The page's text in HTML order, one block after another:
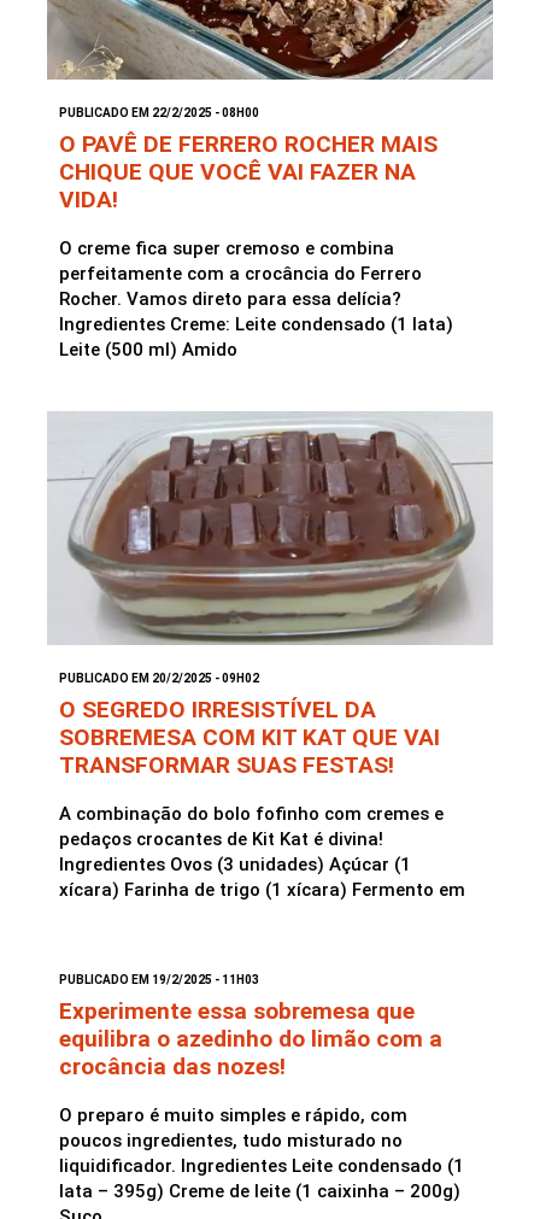
PUBLICADO EM 22/2/2025 - 08H00
O PAVÊ DE FERRERO ROCHER MAIS
CHIQUE QUE VOCÊ VAI FAZER NA
VIDA!
O creme fica super cremoso e combina
perfeitamente com a crocância do Ferrero
Rocher. Vamos direto para essa delícia?
Ingredientes Creme: Leite condensado (1 lata)
Leite (500 ml) Amido
PUBLICADO EM 20/2/2025 - 09H02
O SEGREDO IRRESISTÍVEL DA
SOBREMESA COM KIT KAT QUE VAI
TRANSFORMAR SUAS FESTAS!
A combinação do bolo fofinho com cremes e
pedaços crocantes de Kit Kat é divina!
Ingredientes Ovos (3 unidades) Açúcar (1
xícara) Farinha de trigo (1 xícara) Fermento em
PUBLICADO EM 19/2/2025 - 11H03
Experimente essa sobremesa que
equilibra o azedinho do limão com a
crocância das nozes!
O preparo é muito simples e rápido, com
poucos ingredientes, tudo misturado no
liquidificador. Ingredientes Leite condensado (1
lata – 395g) Creme de leite (1 caixinha – 200g)